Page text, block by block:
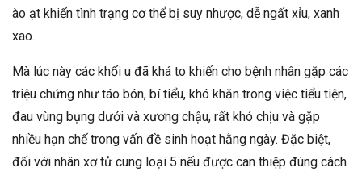
ào ạt khiến tình trạng cơ thể bị suy nhược, dễ ngất xỉu, xanh
xao.
Mà lúc này các khối u đã khá to khiến cho bệnh nhân gặp các
triệu chứng như táo bón, bí tiểu, khó khăn trong việc tiểu tiện,
đau vùng bụng dưới và xương chậu, rất khó chịu và gặp
nhiều hạn chế trong vấn đề sinh hoạt hằng ngày. Đặc biệt,
đối với nhân xơ tử cung loại 5 nếu được can thiệp đúng cách